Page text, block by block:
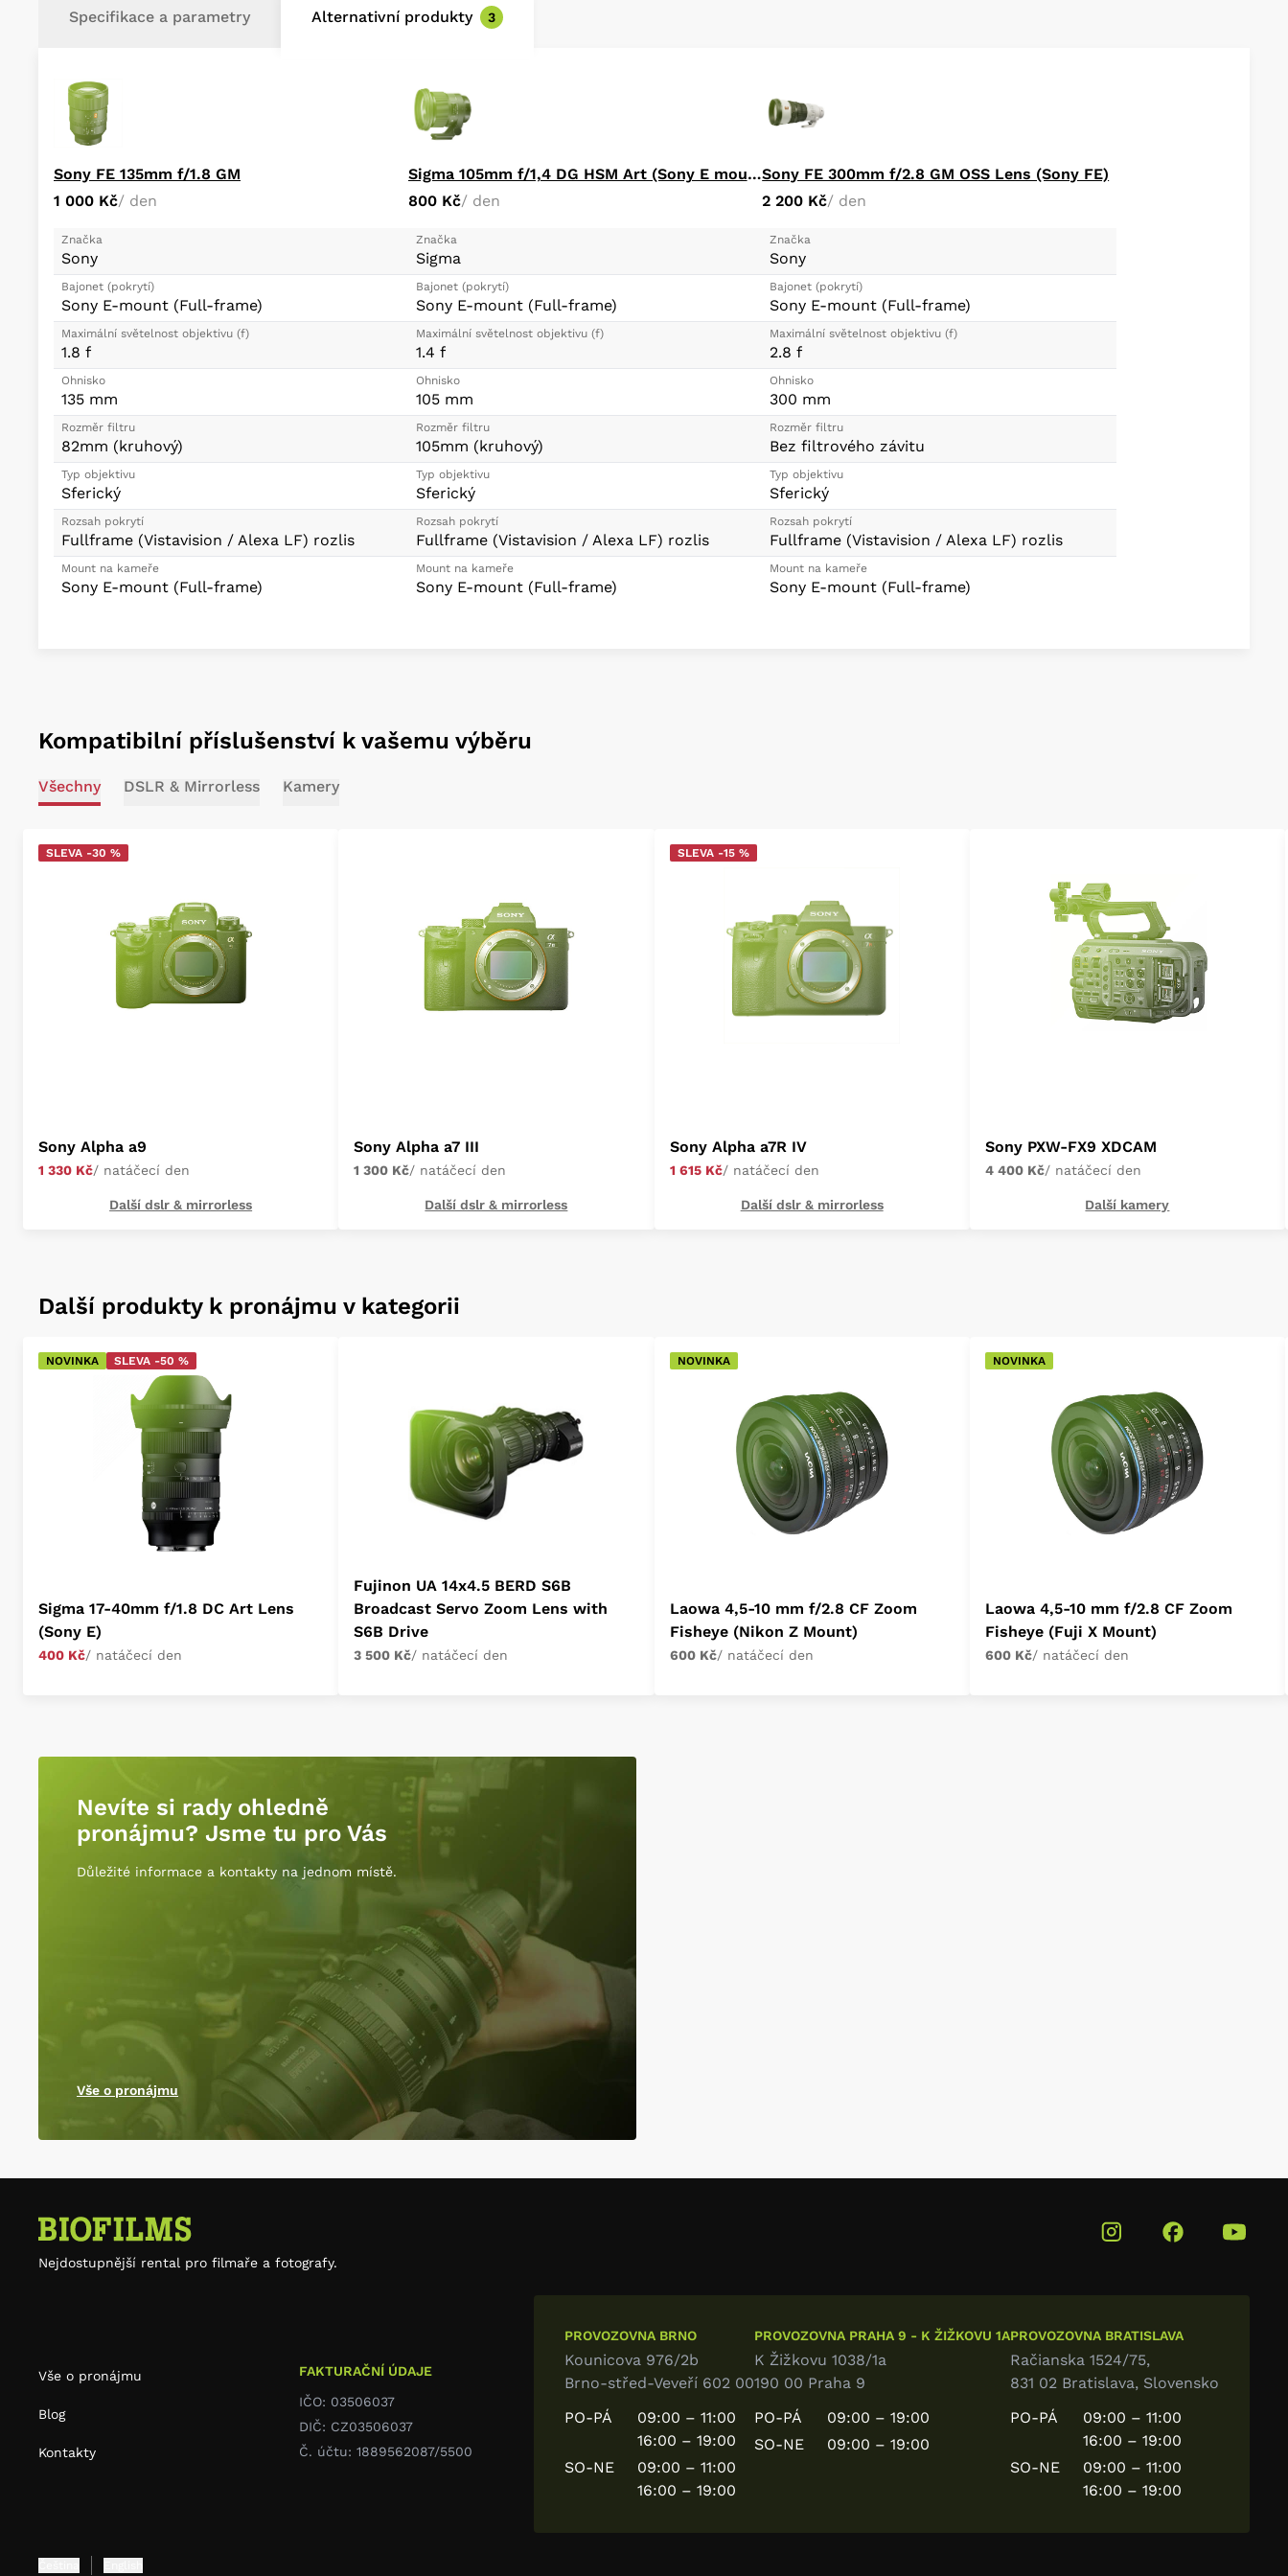
Specifikace a parametry Alternativní produkty 3
Sony FE 135mm f/1.8 GM
1 000 Kč/ den
Značka
Sony
Bajonet (pokrytí)
Sony E-mount (Full-frame)
Maximální světelnost objektivu (f)
1.8 f
Ohnisko
135 mm
Rozměr filtru
82mm (kruhový)
Typ objektivu
Sferický
Rozsah pokrytí
Fullframe (Vistavision / Alexa LF) rozlis
Mount na kameře
Sony E-mount (Full-frame)
Sigma 105mm f/1,4 DG HSM Art (Sony E mount)
800 Kč/ den
Značka
Sigma
Bajonet (pokrytí)
Sony E-mount (Full-frame)
Maximální světelnost objektivu (f)
1.4 f
Ohnisko
105 mm
Rozměr filtru
105mm (kruhový)
Typ objektivu
Sferický
Rozsah pokrytí
Fullframe (Vistavision / Alexa LF) rozlis
Mount na kameře
Sony E-mount (Full-frame)
Sony FE 300mm f/2.8 GM OSS Lens (Sony FE)
2 200 Kč/ den
Značka
Sony
Bajonet (pokrytí)
Sony E-mount (Full-frame)
Maximální světelnost objektivu (f)
2.8 f
Ohnisko
300 mm
Rozměr filtru
Bez filtrového závitu
Typ objektivu
Sferický
Rozsah pokrytí
Fullframe (Vistavision / Alexa LF) rozlis
Mount na kameře
Sony E-mount (Full-frame)
Kompatibilní příslušenství k vašemu výběru
Všechny DSLR & Mirrorless Kamery
SLEVA -30 %
Sony Alpha a9
1 330 Kč/ natáčecí den
Další dslr & mirrorless
Sony Alpha a7 III
1 300 Kč/ natáčecí den
Další dslr & mirrorless
SLEVA -15 %
Sony Alpha a7R IV
1 615 Kč/ natáčecí den
Další dslr & mirrorless
Sony PXW-FX9 XDCAM
4 400 Kč/ natáčecí den
Další kamery
Další produkty k pronájmu v kategorii
NOVINKA SLEVA -50 %
Sigma 17-40mm f/1.8 DC Art Lens
(Sony E)
400 Kč/ natáčecí den
Fujinon UA 14x4.5 BERD S6B
Broadcast Servo Zoom Lens with
S6B Drive
3 500 Kč/ natáčecí den
NOVINKA
Laowa 4,5-10 mm f/2.8 CF Zoom
Fisheye (Nikon Z Mount)
600 Kč/ natáčecí den
NOVINKA
Laowa 4,5-10 mm f/2.8 CF Zoom
Fisheye (Fuji X Mount)
600 Kč/ natáčecí den
Nevíte si rady ohledně
pronájmu? Jsme tu pro Vás
Důležité informace a kontakty na jednom místě.
Vše o pronájmu
Nejdostupnější rental pro filmaře a fotografy.
Vše o pronájmu
Blog
Kontakty
FAKTURAČNÍ ÚDAJE
IČO: 03506037
DIČ: CZ03506037
Č. účtu: 1889562087/5500
PROVOZOVNA BRNO
Kounicova 976/2b
Brno-střed-Veveří 602 00
PO-PÁ
09:00 – 11:00
16:00 – 19:00
SO-NE
09:00 – 11:00
16:00 – 19:00
PROVOZOVNA PRAHA 9 - K ŽIŽKOVU 1A
K Žižkovu 1038/1a
190 00 Praha 9
PO-PÁ
09:00 – 19:00
SO-NE
09:00 – 19:00
PROVOZOVNA BRATISLAVA
Račianska 1524/75,
831 02 Bratislava, Slovensko
PO-PÁ
09:00 – 11:00
16:00 – 19:00
SO-NE
09:00 – 11:00
16:00 – 19:00